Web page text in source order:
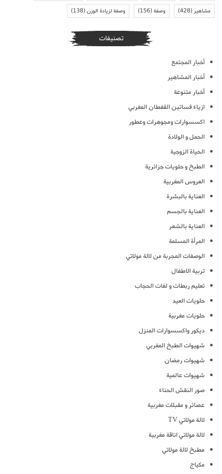
مشاهير(428) وصفة(156) وصفة لزيادة الوزن(138)
تصنيفات
أخبار المجتمع
أخبار المشاهير
أخبار متنوعة
ازياء فساتين القفطان المغربي
اكسسوارات ومجوهرات وعطور
الحمل و الولادة
الحياة الزوجية
الطبخ و حلويات جزائرية
العروس المغربية
العناية بالبشرة
العناية بالجسم
العناية بالشعر
المرأة المسلمة
الوصفات المجربة من لالة مولاتي
تربية الاطفال
تعليم ربطات و لفات الحجاب
حلويات العيد
حلويات مغربية
ديكور واكسسوارات المنزل
شهيوات الطبخ المغربي
شهيوات رمضان
شهيوات عالمية
صور النقش الحناء
عصائر و مقبلات مغربية
لالة مولاتي TV
لالة مولاتي اناقة مغربية
مطبخ لالة مولاتي
مكياج